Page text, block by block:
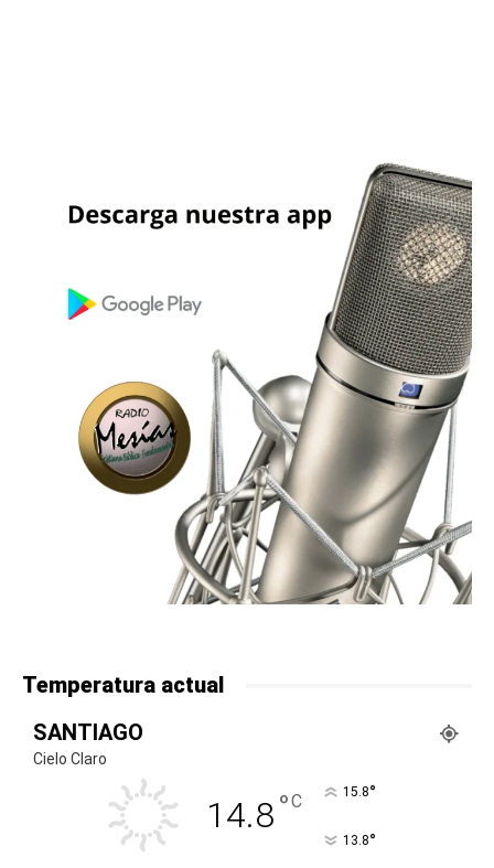
Temperatura actual
SANTIAGO
Cielo Claro
14.8°C 15.8°
13.8°